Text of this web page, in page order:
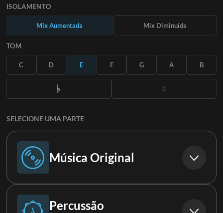
todas as 12 tonalidades com mixagens Up e Minus para cada
parte mais a música original.
ASSINE
ISOLAMENTO
Mix Aumentada Mix Diminuída
TOM
C D E F G A B
SELECIONE UMA PARTE
Música Original
Música Original
Percussão